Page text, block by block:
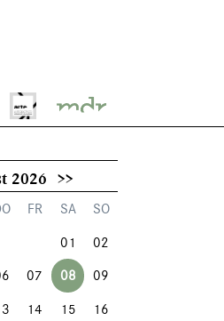
2026 >>
FR SA
SO
01
02
07 08
09
14 15
16